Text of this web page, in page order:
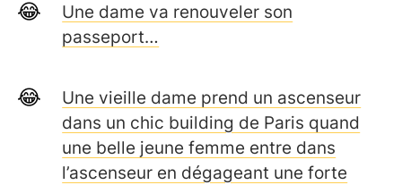
Une dame va renouveler son
passeport…
Une vieille dame prend un ascenseur
dans un chic building de Paris quand
une belle jeune femme entre dans
l’ascenseur en dégageant une forte